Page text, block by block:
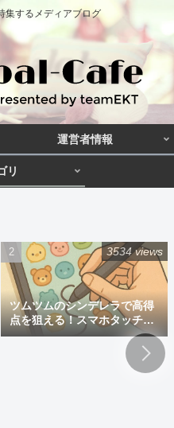
集するメディアブログ
運営者情報
リ
ツムツムのシンデレラで高得
点を狙える！スマホタッチペ
ン
3534 views